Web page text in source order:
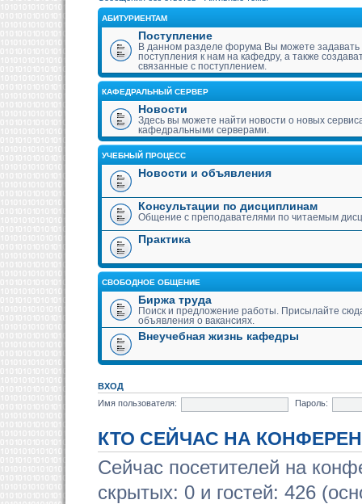
АБИТУРИЕНТАМ
Поступление
В данном разделе форума Вы можете
поступления к нам на кафедру, а также
связанные с поступлением.
КАФЕДРАЛЬНЫЙ СЕРВЕР
Новости
Здесь вы можете найти новости о новых
кафедральными серверами.
УЧЕБНЫЙ ПРОЦЕСС
Новости и объявления
Консультации по дисциплинам
Общение с преподавателями по читаемым
Практика
СВОБОДНОЕ ОБЩЕНИЕ
Биржа труда
Поиск и предложение работы. Присылайте
объявления о вакансиях.
Внеучебная жизнь кафедры
ВХОД
Имя пользователя:
Пароль:
КТО СЕЙЧАС НА
Сейчас посетителей на
скрытых: 0 и гостей: 426